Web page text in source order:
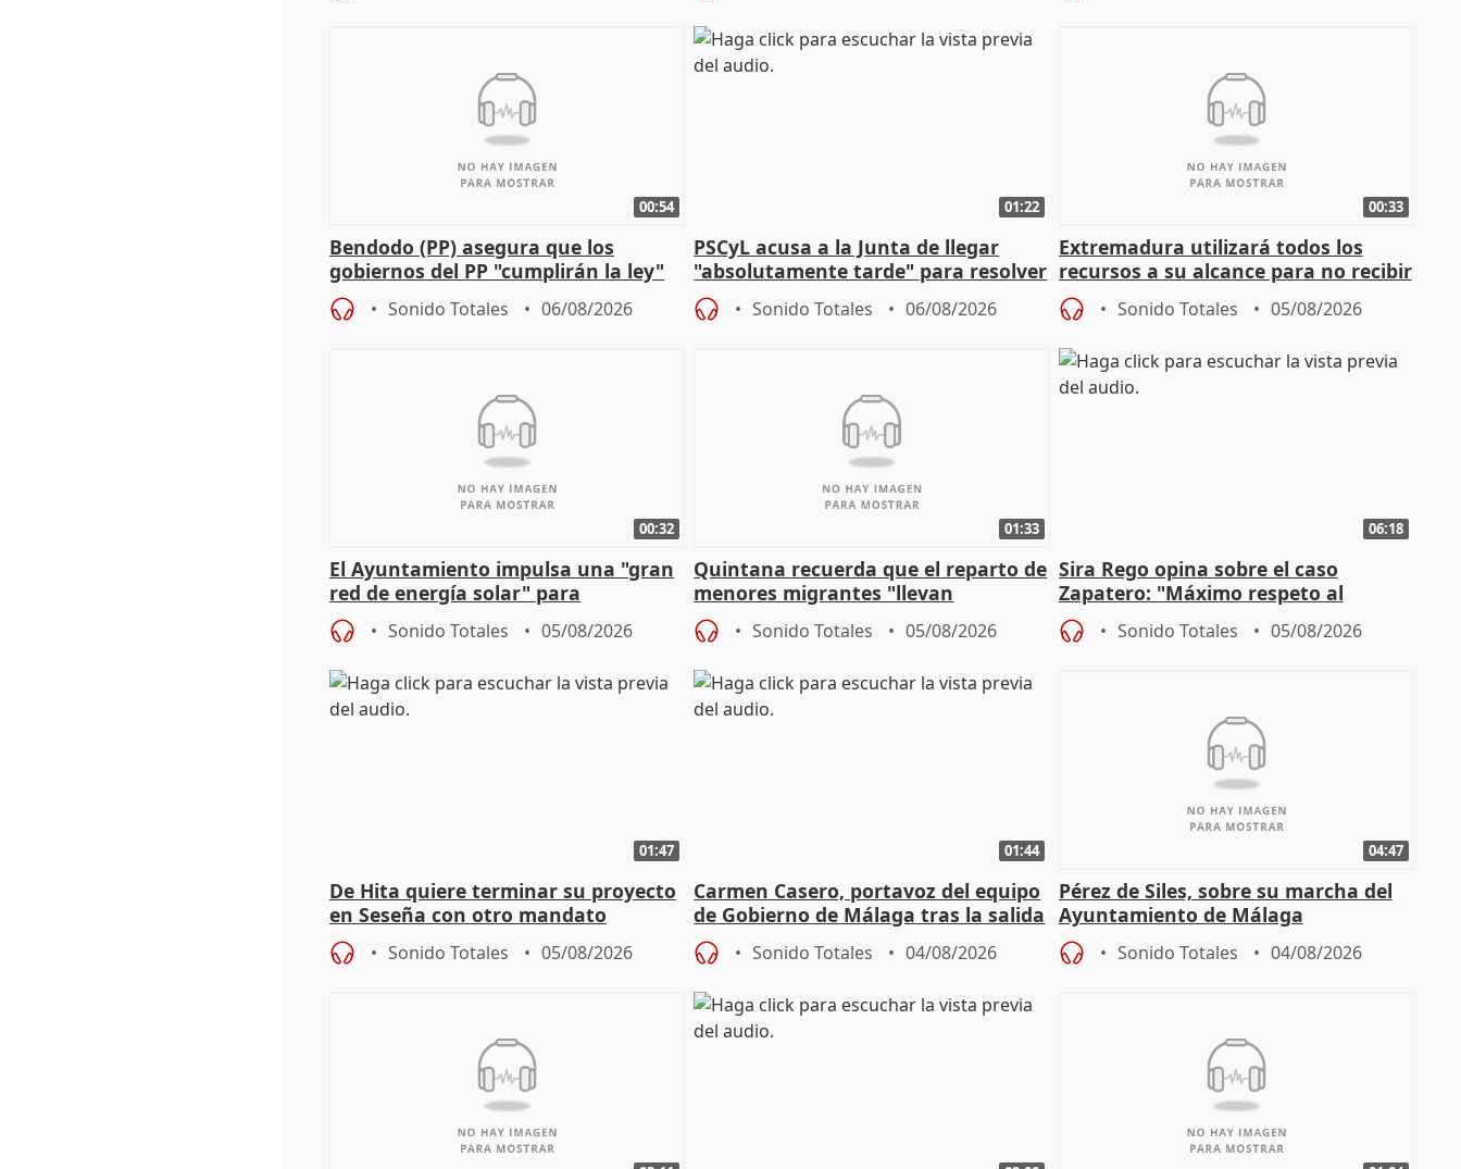
00:54
Bendodo (PP) asegura que los
gobiernos del PP "cumplirán la ley"
sobre los menores migrantes
Sonido Totales 06/08/2026
01:22
PSCyL acusa a la Junta de llegar
"absolutamente tarde" para resolver
problemas como Newcastle
Sonido Totales 06/08/2026
00:33
Extremadura utilizará todos los
recursos a su alcance para no recibir
más menores migrantes
Sonido Totales 05/08/2026
00:32
El Ayuntamiento impulsa una "gran
red de energía solar" para
autoconsumo
Sonido Totales 05/08/2026
01:33
Quintana recuerda que el reparto de
menores migrantes "llevan
aportación del Gobierno" central
Sonido Totales 05/08/2026
06:18
Sira Rego opina sobre el caso
Zapatero: "Máximo respeto al
proceso judicial"
Sonido Totales 05/08/2026
01:47
De Hita quiere terminar su proyecto
en Seseña con otro mandato
Sonido Totales 05/08/2026
01:44
Carmen Casero, portavoz del equipo
de Gobierno de Málaga tras la salida
de Pérez de Siles
Sonido Totales 04/08/2026
04:47
Pérez de Siles, sobre su marcha del
Ayuntamiento de Málaga
Sonido Totales 04/08/2026